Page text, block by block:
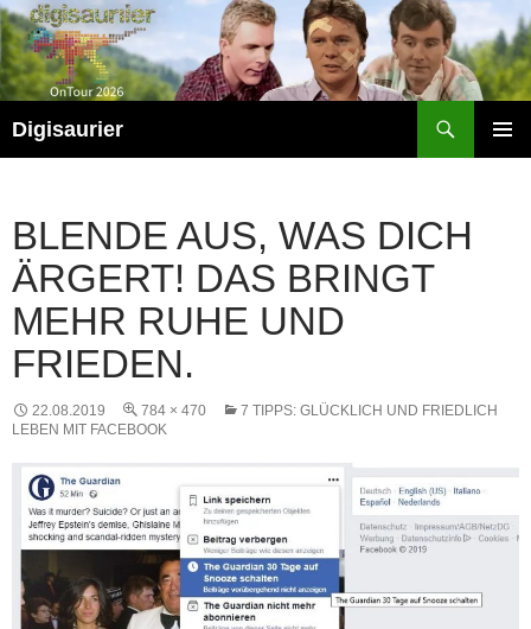
Zum
Inhalt
springen
Digisaurier
BLENDE AUS, WAS DICH
ÄRGERT! DAS BRINGT
MEHR RUHE UND
FRIEDEN.
22.08.2019 784 × 470
7 TIPPS: GLÜCKLICH UND FRIEDLICH
LEBEN MIT FACEBOOK